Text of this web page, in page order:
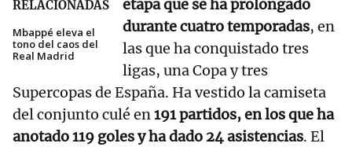
RELACIONADAS
Mbappé eleva el
tono del caos del
Real Madrid
etapa que se ha prolongado
durante cuatro temporadas, en
las que ha conquistado tres
ligas, una Copa y tres
Supercopas de España. Ha vestido la camiseta
del conjunto culé en191 partidos, en los que ha
anotado 119 goles y ha dado 24 asistencias. El